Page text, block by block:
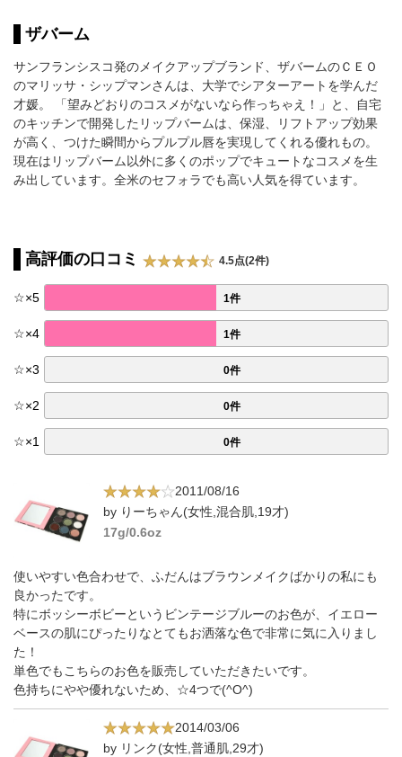
ザバーム
サンフランシスコ発のメイクアップブランド、ザバームのＣＥＯ
のマリッサ・シップマンさんは、大学でシアターアートを学んだ
才媛。 「望みどおりのコスメがないなら作っちゃえ！」と、自宅
のキッチンで開発したリップバームは、保湿、リフトアップ効果
が高く、つけた瞬間からプルプル唇を実現してくれる優れもの。
現在はリップバーム以外に多くのポップでキュートなコスメを生
み出しています。全米のセフォラでも高い人気を得ています。
高評価の口コミ 4.5点(2件)
☆×5 1件
☆×4 1件
☆×3 0件
☆×2 0件
☆×1 0件
2011/08/16
by りーちゃん(女性,混合肌,19才)
17g/0.6oz
使いやすい色合わせで、ふだんはブラウンメイクばかりの私にも
良かったです。
特にボッシーボビーというビンテージブルーのお色が、イエロー
ベースの肌にぴったりなとてもお洒落な色で非常に気に入りまし
た！
単色でもこちらのお色を販売していただきたいです。
色持ちにやや優れないため、☆4つで(^O^)
2014/03/06
by リンク(女性,普通肌,29才)